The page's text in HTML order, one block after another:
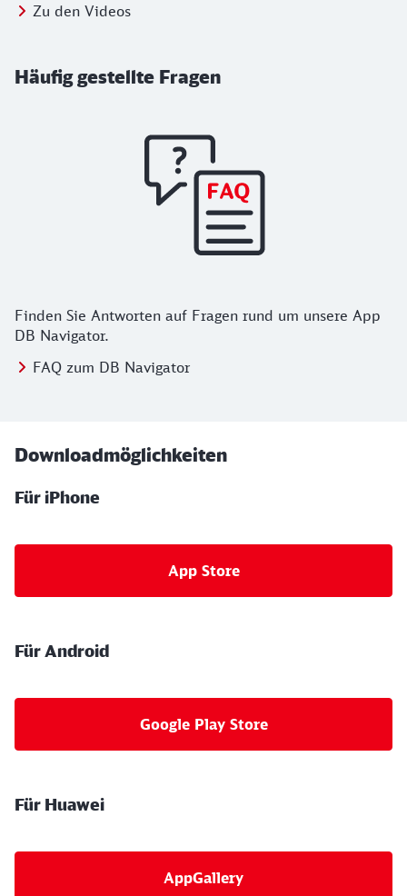
Zu den Videos
Häufig gestellte Fragen
Finden Sie Antworten auf Fragen rund um unsere App
DB Navigator.
FAQ zum DB Navigator
Downloadmöglichkeiten
Für iPhone
App Store
Für Android
Google Play Store
Für Huawei
AppGallery